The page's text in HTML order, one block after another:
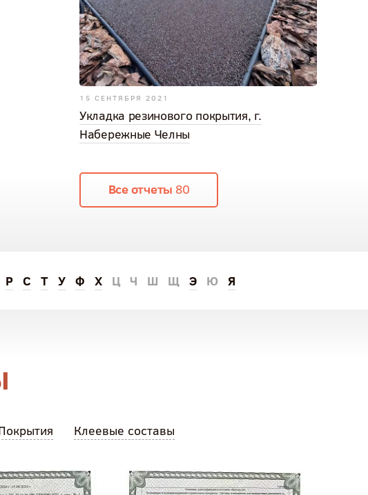
15 СЕНТЯБРЯ 2021
Укладка резинового покрытия, г.
Набережные Челны
Все отчеты 80
Р С Т У Ф Х Ц Ч Ш Щ Э Ю Я
Клеевые составы